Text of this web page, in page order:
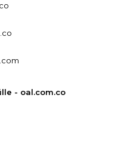
- oal.com.co